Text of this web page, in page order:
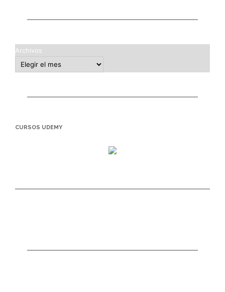
Archivos
CURSOS UDEMY